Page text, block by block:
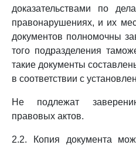
доказательствами по
правонарушениях, и их
документов полномочны
того подразделения
такие документы
в соответствии с
Не подлежат
правовых актов.
2.2. Копия документа